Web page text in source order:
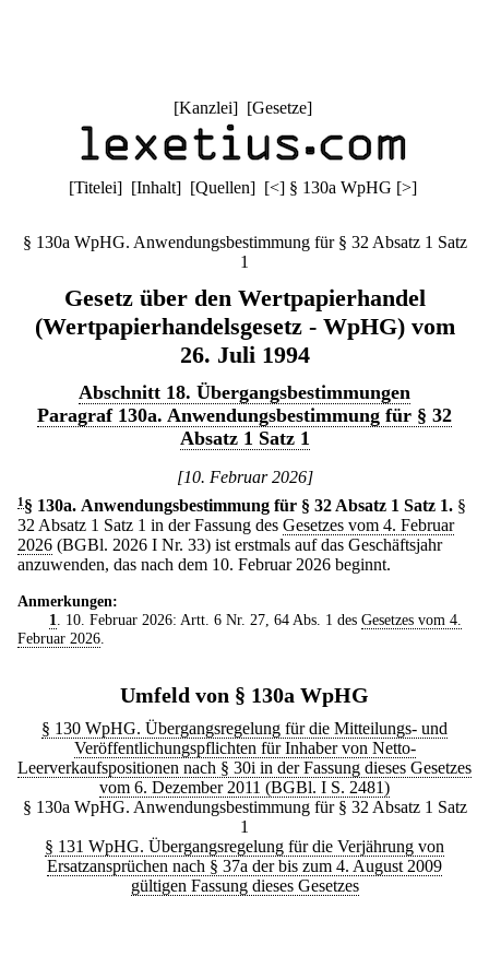
[Kanzlei] [Gesetze]
[Titelei] [Inhalt] [Quellen] [<] § 130a WpHG [>]
§ 130a WpHG. Anwendungsbestimmung für § 32 Absatz 1 Satz
1
Gesetz über den Wertpapierhandel
(Wertpapierhandelsgesetz - WpHG) vom
26. Juli 1994
Abschnitt 18. Übergangsbestimmungen
Paragraf 130a. Anwendungsbestimmung für § 32
Absatz 1 Satz 1
[10. Februar 2026]
1 § 130a. Anwendungsbestimmung für § 32 Absatz 1 Satz 1. §
32 Absatz 1 Satz 1 in der Fassung des Gesetzes vom 4. Februar
2026 (BGBl. 2026 I Nr. 33) ist erstmals auf das Geschäftsjahr
anzuwenden, das nach dem 10. Februar 2026 beginnt.
Anmerkungen:
1
. 10. Februar 2026: Artt. 6 Nr. 27, 64 Abs. 1 des Gesetzes vom 4.
Februar 2026
Umfeld von § 130a WpHG
§ 130 WpHG. Übergangsregelung für die Mitteilungs- und
Veröffentlichungspflichten für Inhaber von Netto-
Leerverkaufspositionen nach § 30i in der Fassung dieses Gesetzes
vom 6. Dezember 2011 (BGBl. I S. 2481)
§ 130a WpHG. Anwendungsbestimmung für § 32 Absatz 1 Satz
1
§ 131 WpHG. Übergangsregelung für die Verjährung von
Ersatzansprüchen nach § 37a der bis zum 4. August 2009
gültigen Fassung dieses Gesetzes